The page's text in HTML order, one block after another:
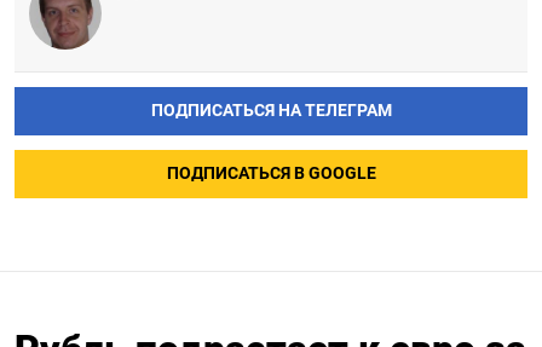
ПОДПИСАТЬСЯ НА ТЕЛЕГРАМ
ПОДПИСАТЬСЯ В GOOGLE